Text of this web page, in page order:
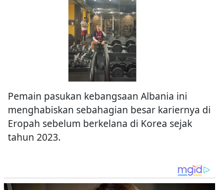
Pemain pasukan kebangsaan Albania ini
menghabiskan sebahagian besar kariernya di
Eropah sebelum berkelana di Korea sejak
tahun 2023.